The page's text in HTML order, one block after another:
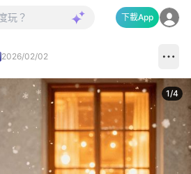
下載App
2026/02/02
1/4